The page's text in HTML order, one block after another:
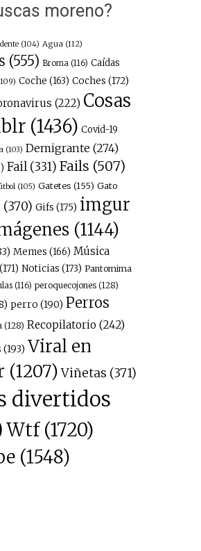
moreno?
(104) Agua(112)
(555) Broma(116) Caídas
Coche (163) Coches (172)
(222) Cosas
(1436) Covid-19
(103) Demigrante(274)
Fail(331) Fails (507)
(105) Gatetes (155) Gato
(370) Gifs (175) imgur
(1144)
Memes (166) Música
(171) Noticias (173) Pantomima
(116) peroquecojones(128)
perro (190) Perros
(128) Recopilatorio (242)
(193) Viral en
(1207) Viñetas (371)
divertidos
Wtf(1720)
(1548)